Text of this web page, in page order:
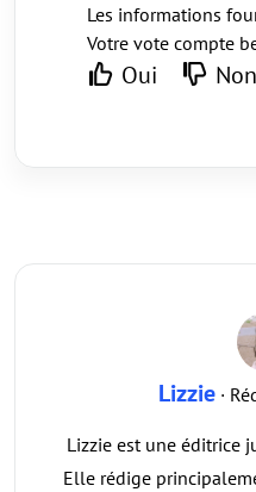
Les informations
Votre vote compte
Oui Non
Lizzie ·
Lizzie est une éditrice
Elle rédige